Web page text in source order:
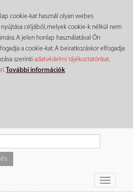
cookie-kat használ olyan webes
nyújtása céljából, melyek cookie-k nélkül nem
A jelen honlap használatával Ön
a cookie-kat. A beiratkozáskor elfogadja
szerintiadatvédelmi tájékoztatónkat,
.További információk
Toggle